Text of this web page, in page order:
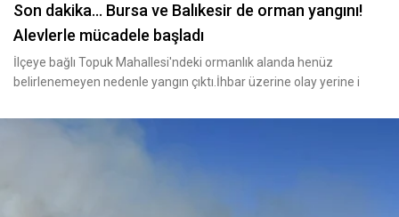
Son dakika... Bursa ve Balıkesir de orman yangını!
Alevlerle mücadele başladı
İlçeye bağlı Topuk Mahallesi'ndeki ormanlık alanda henüz
belirlenemeyen nedenle yangın çıktı.İhbar üzerine olay yerine i